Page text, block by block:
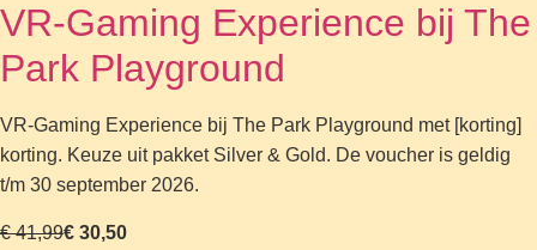
VR-Gaming Experience bij The
Park Playground
VR-Gaming Experience bij The Park Playground met [korting]
korting. Keuze uit pakket Silver & Gold. De voucher is geldig
t/m 30 september 2026.
€ 41,99€ 30,50